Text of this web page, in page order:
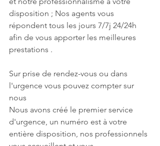
disposition ; Nos agents vous
répondent tous les jours 7/7j 24/24h
afin de vous apporter les meilleures
prestations .
Sur prise de rendez-vous ou dans
l'urgence vous pouvez compter sur
nous
Nous avons créé le premier service
d'urgence, un numéro est à votre
entière disposition, nos professionnels